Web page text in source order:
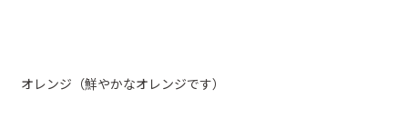
オレンジ（鮮やかなオレンジです）